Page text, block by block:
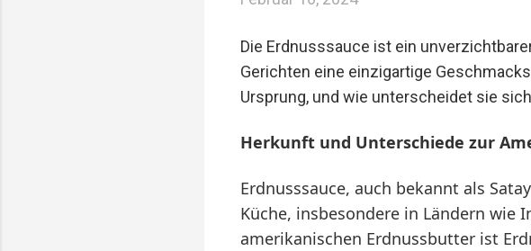
Die Erdnusssauce ist ein
Gerichten eine einzigartige
Ursprung, und wie unterscheidet sie
Herkunft und Unterschiede zur
Erdnusssauce, auch bekannt als
Küche, insbesondere in Ländern wie
amerikanischen Erdnussbutter ist